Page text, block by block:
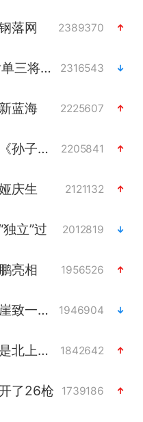
落网 2389370
WTT横滨冠军赛国乒女单三将晋级四强 2316543
蓝海 2225607
唐田赛前发布会上引用《孙子兵法》 2205841
庆生 2121132
立”过 2012819
亮相 1956526
情侣在平潭拍日出时坠崖致一死一伤 1946904
梁家辉：到内地拍戏不是北上是回归 1842642
了26枪 1739186